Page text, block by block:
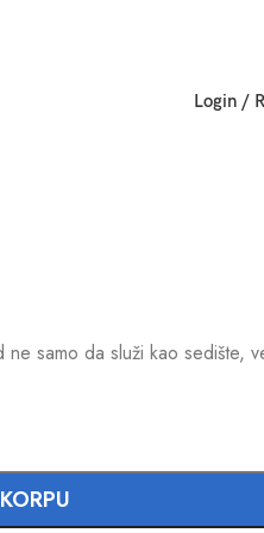
Login /
samo da služi kao sedište,